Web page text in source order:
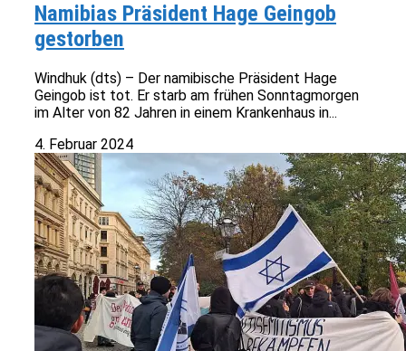
Namibias Präsident Hage Geingob
gestorben
Windhuk (dts) – Der namibische Präsident Hage
Geingob ist tot. Er starb am frühen Sonntagmorgen
im Alter von 82 Jahren in einem Krankenhaus in...
4. Februar 2024